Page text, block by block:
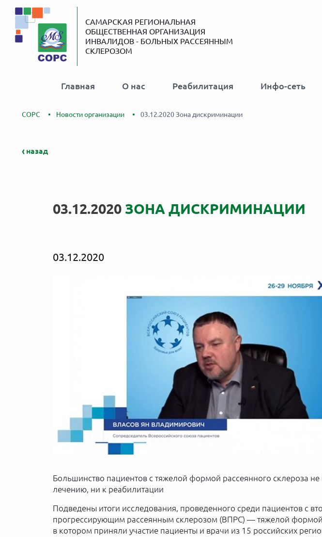
САМАРСКАЯ РЕГИОНАЛЬНАЯ
ОБЩЕСТВЕННАЯ ОРГАНИЗАЦИЯ
ИНВАЛИДОВ - БОЛЬНЫХ РАССЕЯННЫМ
СКЛЕРОЗОМ
Главная О нас Реабилитация Инфо-сеть
СОРС Новости организации 03.12.2020 Зона дискриминации
назад
03.12.2020 ЗОНА ДИСКРИМИНАЦИИ
03.12.2020
Большинство пациентов с тяжелой формой рассеянного склероза не
лечению, ни к реабилитации
Подведены итоги исследования, проведенного среди пациентов с
прогрессирующим рассеянным склерозом (ВПРС) — тяжелой формой
в котором приняли участие пациенты и врачи из 15 российских